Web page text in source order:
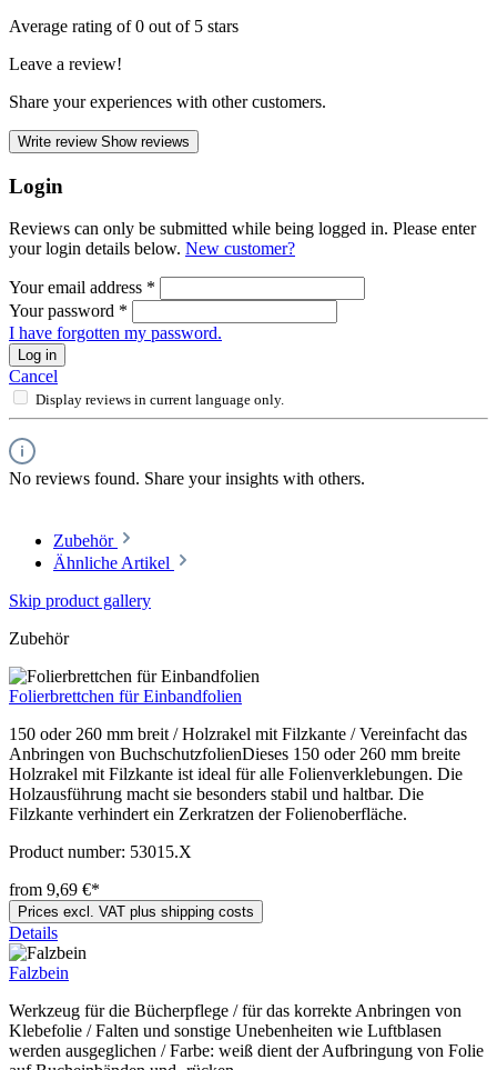
Average rating of 0 out of 5 stars
Leave a review!
Share your experiences with other customers.
Write review Show reviews
Login
Reviews can only be submitted while being logged in. Please enter
your login details below. New customer?
Your email address *
Your password *
I have forgotten my password.
Log in
Cancel
Display reviews in current language only.
No reviews found. Share your insights with others.
Zubehör
Ähnliche Artikel
Skip product gallery
Zubehör
Folierbrettchen für Einbandfolien
150 oder 260 mm breit / Holzrakel mit Filzkante / Vereinfacht das
Anbringen von BuchschutzfolienDieses 150 oder 260 mm breite
Holzrakel mit Filzkante ist ideal für alle Folienverklebungen. Die
Holzausführung macht sie besonders stabil und haltbar. Die
Filzkante verhindert ein Zerkratzen der Folienoberfläche.
Product number: 53015.X
from 9,69 €*
Prices excl. VAT plus shipping costs
Details
Falzbein
Werkzeug für die Bücherpflege / für das korrekte Anbringen von
Klebefolie / Falten und sonstige Unebenheiten wie Luftblasen
werden ausgeglichen / Farbe: weiß dient der Aufbringung von Folie